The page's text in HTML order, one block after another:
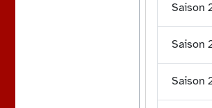
Saison
Saison
Saison